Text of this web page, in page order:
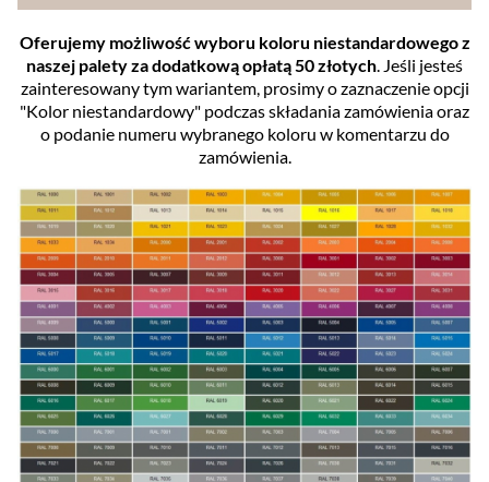
Oferujemy możliwość wyboru koloru niestandardowego z
naszej palety za dodatkową opłatą 50 złotych. Jeśli jesteś
zainteresowany tym wariantem, prosimy o zaznaczenie opcji
"Kolor niestandardowy" podczas składania zamówienia oraz
o podanie numeru wybranego koloru w komentarzu do
zamówienia.